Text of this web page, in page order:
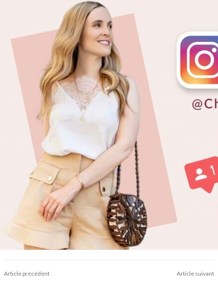
Article précédent Article suivant